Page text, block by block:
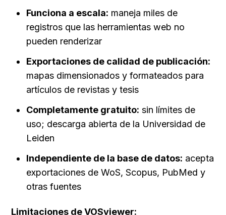
Funciona a escala: maneja miles de
registros que las herramientas web no
pueden renderizar
Exportaciones de calidad de publicación:
mapas dimensionados y formateados para
artículos de revistas y tesis
Completamente gratuito: sin límites de
uso; descarga abierta de la Universidad de
Leiden
Independiente de la base de datos: acepta
exportaciones de WoS, Scopus, PubMed y
otras fuentes
Limitaciones de VOSviewer: